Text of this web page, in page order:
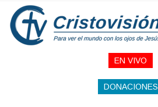
Pasar al contenido principal
EN VIVO
DONACIONES